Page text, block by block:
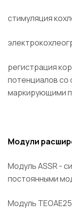
стимуляция
регистрация
потенциалов со
маркирующими
Модули
Модуль ASSR -
постоянными
Модуль